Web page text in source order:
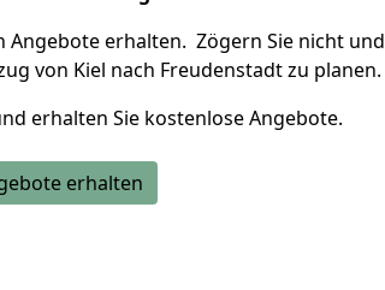
Angebote erhalten. Zögern Sie nicht und
von Kiel nach Freudenstadt zu planen.
erhalten Sie kostenlose Angebote.
erhalten